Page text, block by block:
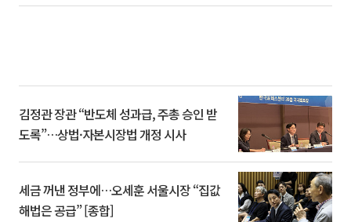
김정관 장관 “반도체 성과급, 주총 승인 받
도록”…상법·자본시장법 개정 시사
세금 꺼낸 정부에…오세훈 서울시장 “집값
해법은 공급” [종합]